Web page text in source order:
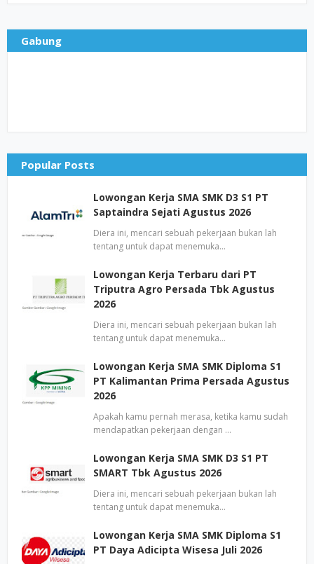
Gabung
Popular Posts
Lowongan Kerja SMA SMK D3 S1 PT
Saptaindra Sejati Agustus 2026
Diera ini, mencari sebuah pekerjaan bukan lah
tentang untuk dapat menemuka…
Lowongan Kerja Terbaru dari PT
Triputra Agro Persada Tbk Agustus
2026
Diera ini, mencari sebuah pekerjaan bukan lah
tentang untuk dapat menemuka…
Lowongan Kerja SMA SMK Diploma S1
PT Kalimantan Prima Persada Agustus
2026
Apakah kamu pernah merasa, ketika kamu sudah
mendapatkan pekerjaan dengan …
Lowongan Kerja SMA SMK D3 S1 PT
SMART Tbk Agustus 2026
Diera ini, mencari sebuah pekerjaan bukan lah
tentang untuk dapat menemuka…
Lowongan Kerja SMA SMK Diploma S1
PT Daya Adicipta Wisesa Juli 2026